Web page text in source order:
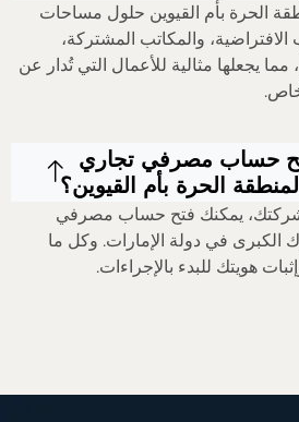
الحرة بأم القيوين حلول مساحات
والمكاتب المشتركة،
يجعلها مثالية للأعمال التي تُدار عن
حساب مصرفي تجاري
الحرة بأم القيوين؟
شركتك، يمكنك فتح حساب مصرفي
في دولة الإمارات. وكل ما
هويتك للبدء بالإجراءات.